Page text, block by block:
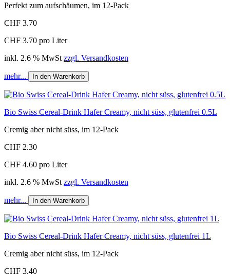
Perfekt zum aufschäumen, im 12-Pack
CHF 3.70
CHF 3.70 pro Liter
inkl. 2.6 % MwSt zzgl. Versandkosten
mehr... In den Warenkorb
Bio Swiss Cereal-Drink Hafer Creamy, nicht süss, glutenfrei 0.5L
Cremig aber nicht süss, im 12-Pack
CHF 2.30
CHF 4.60 pro Liter
inkl. 2.6 % MwSt zzgl. Versandkosten
mehr... In den Warenkorb
Bio Swiss Cereal-Drink Hafer Creamy, nicht süss, glutenfrei 1L
Cremig aber nicht süss, im 12-Pack
CHF 3.40